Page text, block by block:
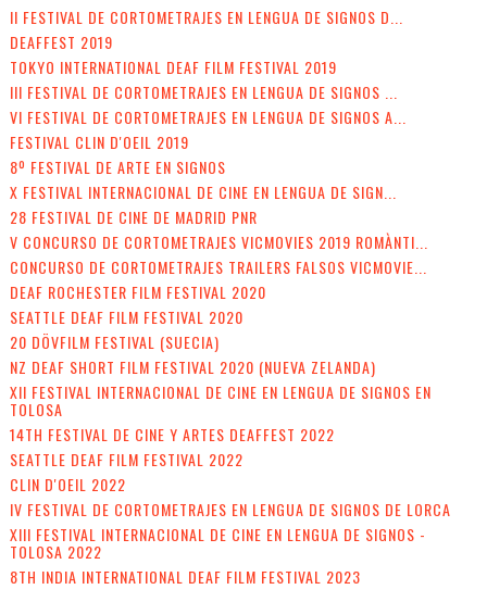
II FESTIVAL DE CORTOMETRAJES EN LENGUA DE SIGNOS D...
DEAFFEST 2019
TOKYO INTERNATIONAL DEAF FILM FESTIVAL 2019
III FESTIVAL DE CORTOMETRAJES EN LENGUA DE SIGNOS ...
VI FESTIVAL DE CORTOMETRAJES EN LENGUA DE SIGNOS A...
FESTIVAL CLIN D'OEIL 2019
8º FESTIVAL DE ARTE EN SIGNOS
X FESTIVAL INTERNACIONAL DE CINE EN LENGUA DE SIGN...
28 FESTIVAL DE CINE DE MADRID PNR
V CONCURSO DE CORTOMETRAJES VICMOVIES 2019 ROMÀNTI...
CONCURSO DE CORTOMETRAJES TRAILERS FALSOS VICMOVIE...
DEAF ROCHESTER FILM FESTIVAL 2020
SEATTLE DEAF FILM FESTIVAL 2020
20 DÖVFILM FESTIVAL (SUECIA)
NZ DEAF SHORT FILM FESTIVAL 2020 (NUEVA ZELANDA)
XII FESTIVAL INTERNACIONAL DE CINE EN LENGUA DE SIGNOS EN
TOLOSA
14TH FESTIVAL DE CINE Y ARTES DEAFFEST 2022
SEATTLE DEAF FILM FESTIVAL 2022
CLIN D'OEIL 2022
IV FESTIVAL DE CORTOMETRAJES EN LENGUA DE SIGNOS DE LORCA
XIII FESTIVAL INTERNACIONAL DE CINE EN LENGUA DE SIGNOS -
TOLOSA 2022
8TH INDIA INTERNATIONAL DEAF FILM FESTIVAL 2023